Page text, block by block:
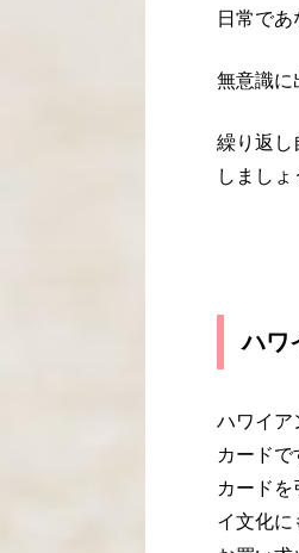
日常で
無意識に
繰り返し
しましょ
ハワ
ハワイア
カードで
カード
イ文化に